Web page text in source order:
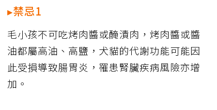
▸禁忌1
毛小孩不可吃烤肉醬或醃漬肉，烤肉醬或醬
油都屬高油、高鹽，犬貓的代謝功能可能因
此受損導致腸胃炎，罹患腎臟疾病風險亦增
加。